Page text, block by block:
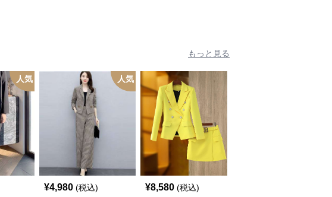
もっと見る
人気 人気
¥4,980 (税込) ¥8,580 (税込)